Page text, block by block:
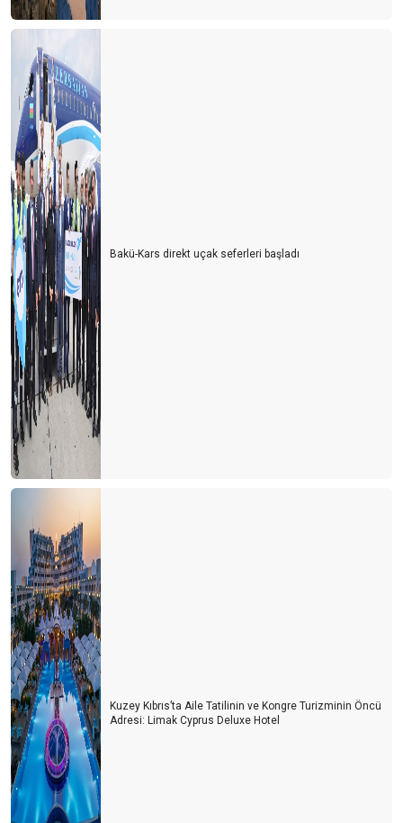
Bakü-Kars direkt uçak seferleri başladı
Kuzey Kıbrıs’ta Aile Tatilinin ve Kongre Turizminin Öncü
Adresi: Limak Cyprus Deluxe Hotel